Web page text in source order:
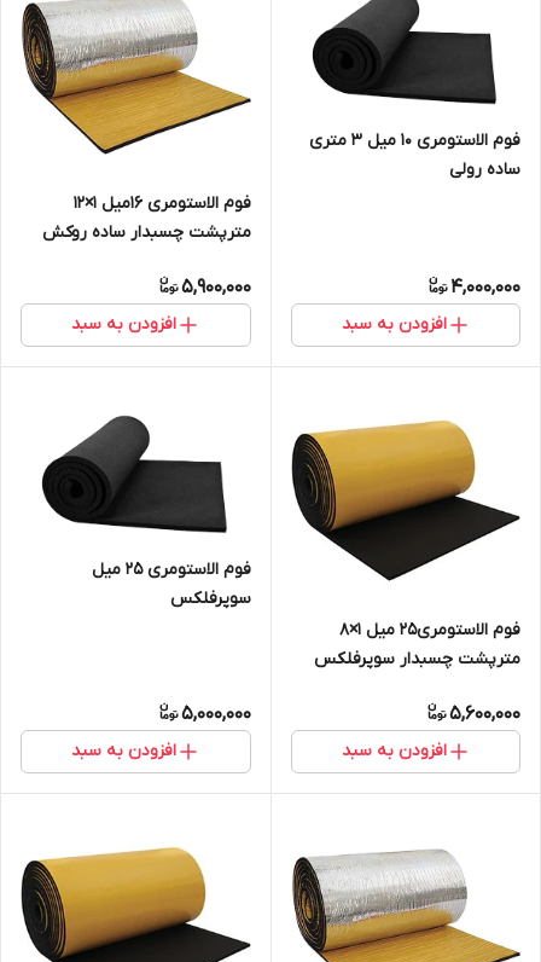
فوم الاستومری 10 میل ۳ متری
ساده رولی
4,000,000
افزودن به سبد
فوم الاستومری 16میل 1×12
مترپشت چسبدار ساده روکش
5,900,000
افزودن به سبد
فوم الاستومری25 میل 1×8
مترپشت چسبدار سوپرفلکس
5,600,000
افزودن به سبد
فوم الاستومری 25 میل
سوپرفلکس
5,000,000
افزودن به سبد